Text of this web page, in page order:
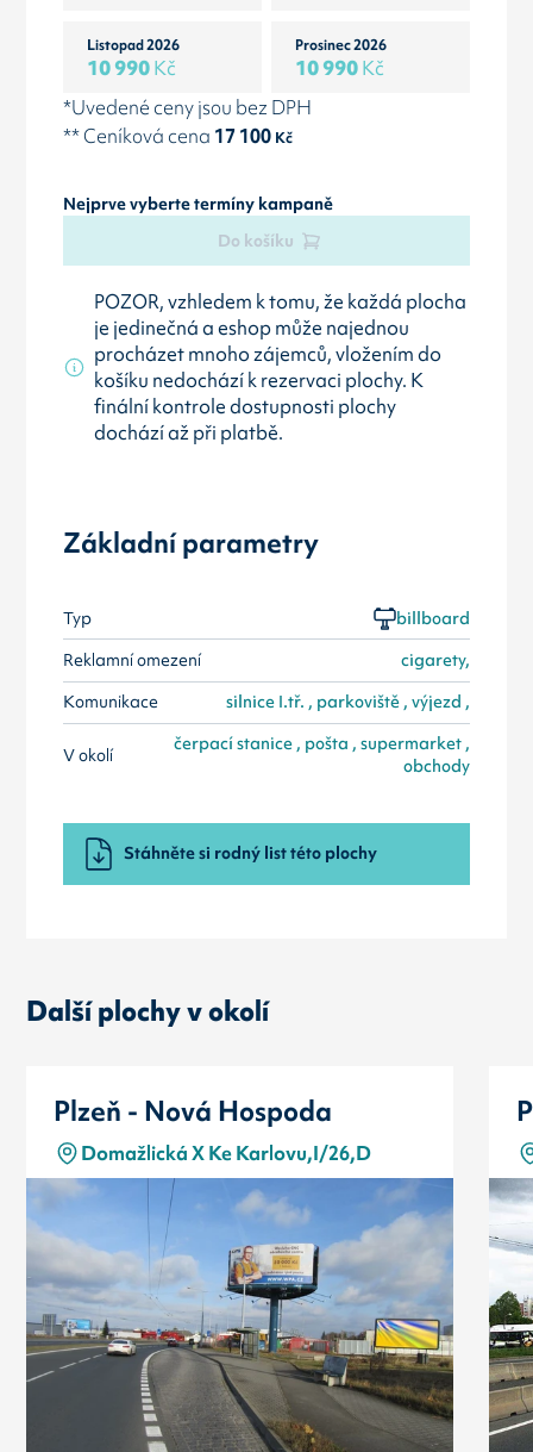
Listopad 2026
10 990Kč
Prosinec 2026
10 990Kč
*Uvedené ceny jsou bez DPH
** Ceníková cena 17 100Kč
Nejprve vyberte termíny kampaně
Do košíku
POZOR, vzhledem k tomu, že každá plocha
je jedinečná a eshop může najednou
procházet mnoho zájemců, vložením do
košíku nedochází k rezervaci plochy. K
finální kontrole dostupnosti plochy
dochází až při platbě.
Základní parametry
Typ
billboard
Reklamní omezení
cigarety,
Komunikace
silnice I.tř. , parkoviště , výjezd ,
V okolí
čerpací stanice , pošta , supermarket ,
obchody
Stáhněte si rodný list této plochy
Další plochy v okolí
Plzeň - Nová Hospoda
Domažlická X Ke Karlovu,I/26,D